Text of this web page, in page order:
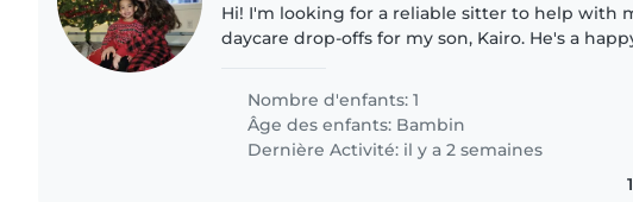
Hi! I'm looking for a reliable sitter to help with
daycare drop-offs for my son, Kairo. He's a
Nombre d'enfants: 1
Âge des enfants: Bambin
Dernière Activité: il y a 2 semaines